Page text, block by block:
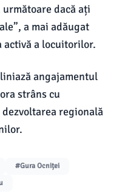
dacă ați
a mai adăugat
activă a locuitorilor.
angajamentul
strâns cu
regională
#Gura Ocniței